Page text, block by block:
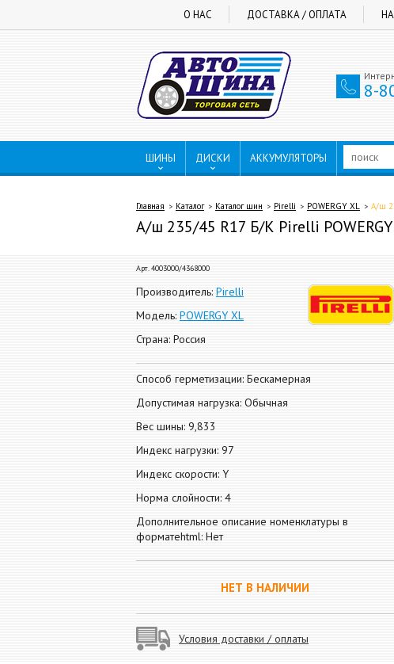
О НАС ДОСТАВКА / ОПЛАТА
8-
ШИНЫ ДИСКИ АККУМУЛЯТОРЫ
Главная Каталог Каталог шин Pirelli POWERGY XL А/ш
А/ш 235/45 R17 Б/К Pirelli POWERGY
Арт. 4003000/4368000
Производитель: Pirelli
Модель: POWERGY XL
Страна: Россия
Способ герметизации: Бескамерная
Допустимая нагрузка: Обычная
Вес шины: 9,833
Индекс нагрузки: 97
Индекс скорости: Y
Норма слойности: 4
Дополнительное описание номенклатуры в
форматеhtml: Нет
НЕТ В НАЛИЧИИ
Условия доставки / оплаты